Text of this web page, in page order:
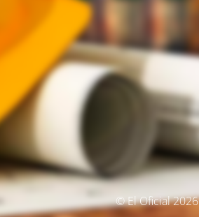
© El Oficial 2026